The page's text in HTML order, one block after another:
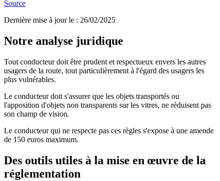
Source
Dernière mise à jour le : 26/02/2025
Notre analyse juridique
Tout conducteur doit être prudent et respectueux envers les autres
usagers de la route, tout particulièrement à l'égard des usagers les
plus vulnérables.
Le conducteur doit s'assurer que les objets transportés ou
l'apposition d'objets non transparents sur les vitres, ne réduisent pas
son champ de vision.
Le conducteur qui ne respecte pas ces règles s'expose à une amende
de 150 euros maximum.
Des outils utiles à la mise en œuvre de la
réglementation